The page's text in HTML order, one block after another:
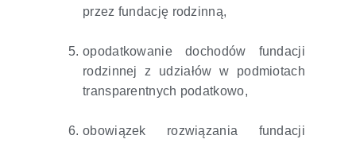
przez fundację rodzinną,
opodatkowanie dochodów fundacji
rodzinnej z udziałów w podmiotach
transparentnych podatkowo,
obowiązek rozwiązania fundacji